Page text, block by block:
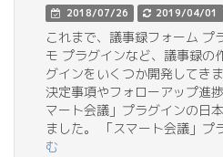
2018/07/26 2019/04/01
これまで、議事録フォーム プ
モ プラグインなど、議事録の
グインをいくつか開発してき
決定事項やフォローアップ進
マート会議」プラグインの日
ました。 「スマート会議」
む